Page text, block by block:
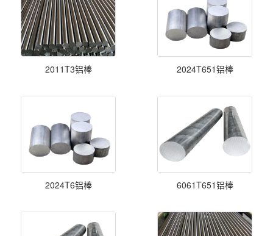
2011T3铝棒 2024T651铝棒
2024T6铝棒 6061T651铝棒